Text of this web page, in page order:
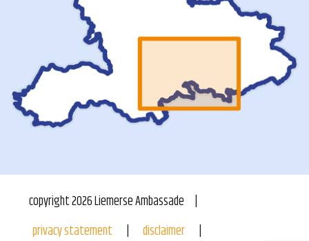
copyright2026Liemerse Ambassade
privacy statement
disclaimer